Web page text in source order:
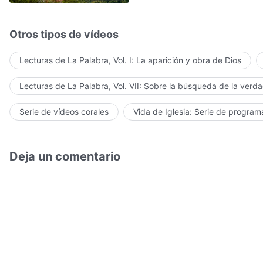
Otros tipos de vídeos
Lecturas de La Palabra, Vol. I: La aparición y obra de Dios
Lecturas de La Palabra, Vol. VII: Sobre la búsqueda de la
Serie de vídeos corales Vida de Iglesia: Serie de
Deja un comentario